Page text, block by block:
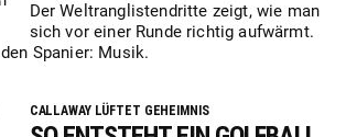
Der Weltranglistendritte zeigt, wie man
sich vor einer Runde richtig aufwärmt.
Spanier: Musik.
CALLAWAY LÜFTET GEHEIMNIS